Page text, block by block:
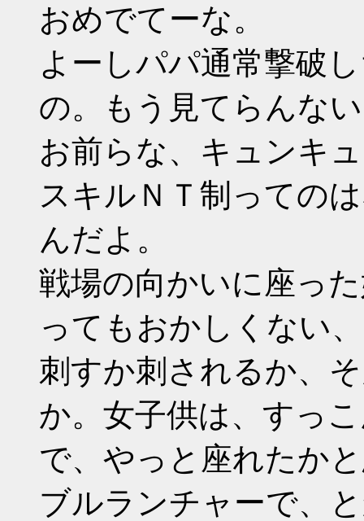
おめでてーな。
よーしパパ通常撃破
の。もう見てらんな
お前らな、キュンキ
スキルＮＴ制っての
んだよ。
戦場の向かいに座っ
ってもおかしくない、
刺すか刺されるか、
か。女子供は、すっ
で、やっと座れたか
ブルランチャーで、